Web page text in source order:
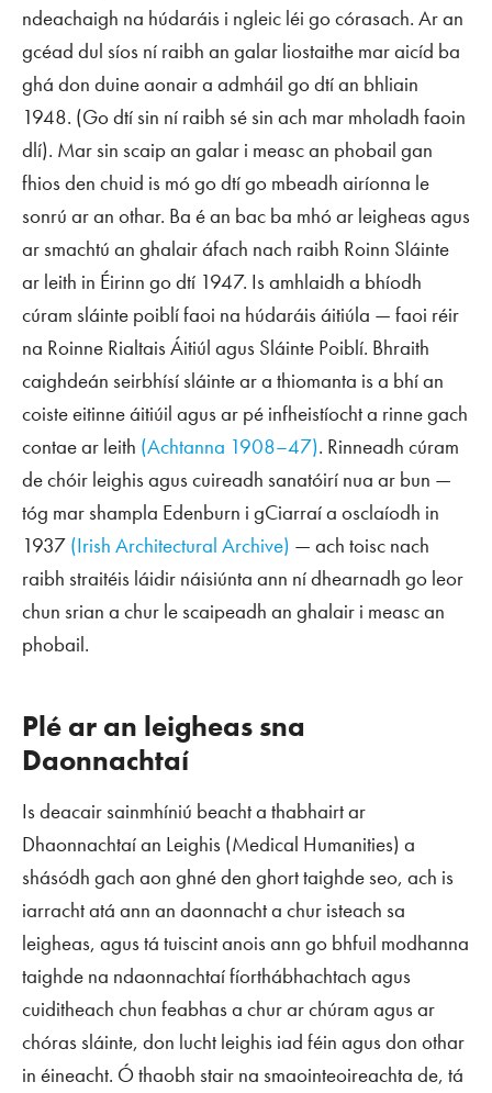
ndeachaigh na húdaráis i ngleic léi go córasach. Ar an
gcéad dul síos ní raibh an galar liostaithe mar aicíd ba
ghá don duine aonair a admháil go dtí an bhliain
1948. (Go dtí sin ní raibh sé sin ach mar mholadh faoin
dlí). Mar sin scaip an galar i measc an phobail gan
fhios den chuid is mó go dtí go mbeadh airíonna le
sonrú ar an othar. Ba é an bac ba mhó ar leigheas agus
ar smachtú an ghalair áfach nach raibh Roinn Sláinte
ar leith in Éirinn go dtí 1947. Is amhlaidh a bhíodh
cúram sláinte poiblí faoi na húdaráis áitiúla — faoi réir
na Roinne Rialtais Áitiúl agus Sláinte Poiblí. Bhraith
caighdeán seirbhísí sláinte ar a thiomanta is a bhí an
coiste eitinne áitiúil agus ar pé infheistíocht a rinne gach
contae ar leith (Achtanna 1908–47). Rinneadh cúram
de chóir leighis agus cuireadh sanatóirí nua ar bun —
tóg mar shampla Edenburn i gCiarraí a osclaíodh in
1937 (Irish Architectural Archive) — ach toisc nach
raibh straitéis láidir náisiúnta ann ní dhearnadh go leor
chun srian a chur le scaipeadh an ghalair i measc an
phobail.
Plé ar an leigheas sna
Daonnachtaí
Is deacair sainmhíniú beacht a thabhairt ar
Dhaonnachtaí an Leighis (Medical Humanities) a
shásódh gach aon ghné den ghort taighde seo, ach is
iarracht atá ann an daonnacht a chur isteach sa
leigheas, agus tá tuiscint anois ann go bhfuil modhanna
taighde na ndaonnachtaí fíorthábhachtach agus
cuiditheach chun feabhas a chur ar chúram agus ar
chóras sláinte, don lucht leighis iad féin agus don othar
in éineacht. Ó thaobh stair na smaointeoireachta de, tá